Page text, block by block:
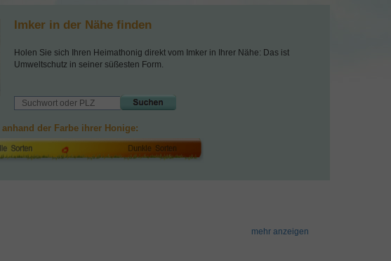
Imker in der Nähe finden
Holen Sie sich Ihren Heimathonig direkt vom Imker in Ihrer Nähe: Das ist
Umweltschutz in seiner süßesten Form.
der Farbe ihrer Honige:
mehr anzeigen